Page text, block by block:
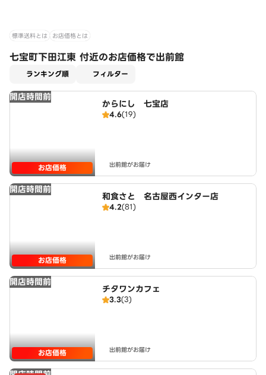
標準送料とは お店価格とは
七宝町下田江東 付近のお店価格で出前館
ランキング順 フィルター
開店時間前
お店価格
からにし 七宝店
4.6(19)
出前館がお届け
開店時間前
お店価格
和食さと 名古屋西インター店
4.2(81)
出前館がお届け
開店時間前
お店価格
チタワンカフェ
3.3(3)
出前館がお届け